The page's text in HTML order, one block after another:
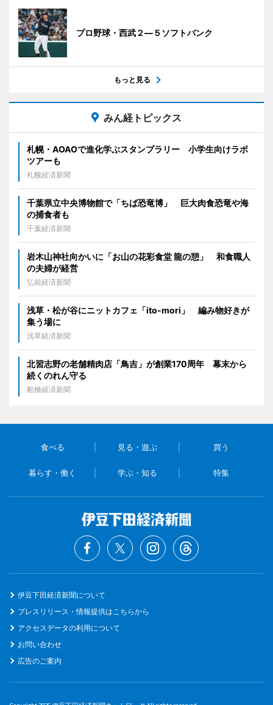
プロ野球・西武２―５ソフトバンク
もっと見る
みん経トピックス
札幌・AOAOで進化学ぶスタンプラリー 小学生向けラボ
ツアーも
札幌経済新聞
千葉県立中央博物館で「ちば恐竜博」 巨大肉食恐竜や海
の捕食者も
千葉経済新聞
岩木山神社向かいに「お山の花彩食堂 龍の憩」 和食職人
の夫婦が経営
弘前経済新聞
浅草・松が谷にニットカフェ「ito-mori」 編み物好きが
集う場に
浅草経済新聞
北習志野の老舗精肉店「鳥吉」が創業170周年 幕末から
続くのれん守る
船橋経済新聞
食べる 見る・遊ぶ 買う
暮らす・働く 学ぶ・知る 特集
伊豆下田経済新聞について
プレスリリース・情報提供はこちらから
アクセスデータの利用について
お問い合わせ
広告のご案内